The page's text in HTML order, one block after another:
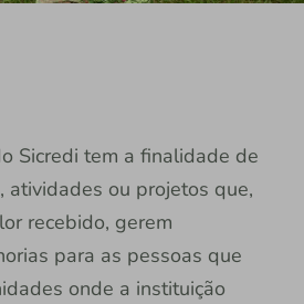
Sicredi tem a finalidade de
atividades ou projetos que,
recebido, gerem
para as pessoas que
onde a instituição